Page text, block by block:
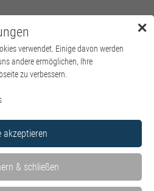
Menü
✕
verwendet. Einige davon werden
andere ermöglichen, Ihre
zu verbessern.
akzeptieren
& schließen